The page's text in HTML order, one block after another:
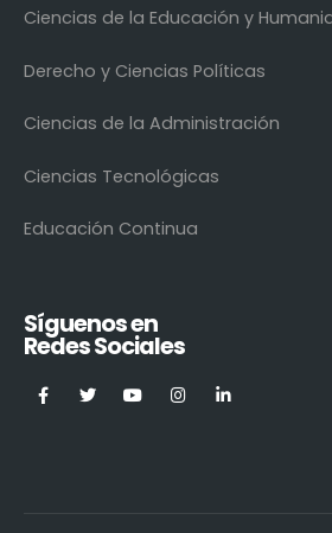
Ciencias de la Educación y
Derecho y Ciencias Políticas
Ciencias de la Administración
Ciencias Tecnológicas
Educación Continua
Síguenos en
Redes Sociales